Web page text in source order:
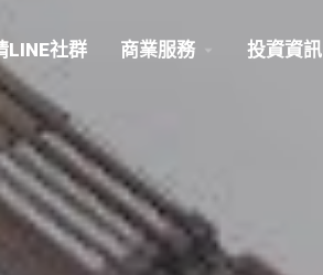
LINE社群 商業服務 投資資訊